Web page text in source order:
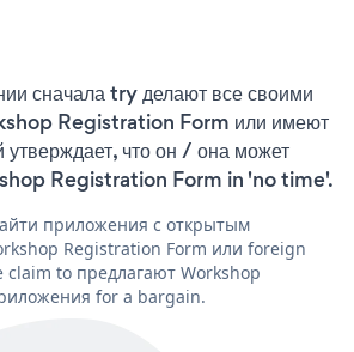
сначала try делают все своими
Registration Form или имеют
что он / она может
Registration Form in 'no time'.
приложения с открытым
Registration Form или foreign
claim to предлагают Workshop
for a bargain.